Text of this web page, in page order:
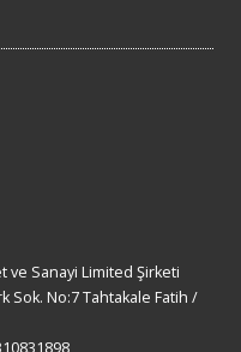
ve Sanayi Limited Şirketi
Sok. No:7 Tahtakale Fatih /